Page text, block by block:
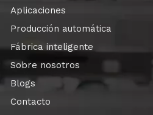
Aplicaciones
Producción automática
Fábrica inteligente
Sobre nosotros
Blogs
Contacto